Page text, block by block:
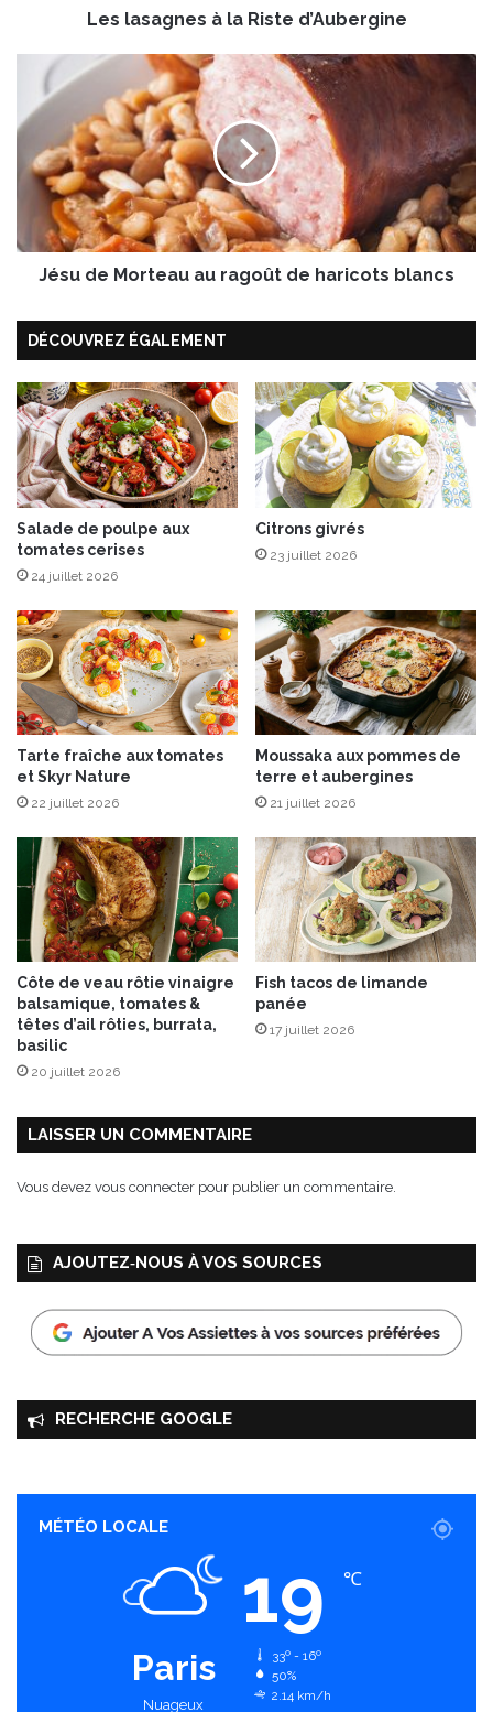
R
d
u
e
r
g
i
n
e
Les lasagnes à la Riste d’Aubergine
u
r
a
u
r
a
g
o
û
t
d
e
a
r
i
c
o
t
s
b
l
Jésu de Morteau au ragoût de haricots blancs
DÉCOUVREZ ÉGALEMENT
Salade de poulpe aux
tomates cerises
24 juillet 2026
Citrons givrés
23 juillet 2026
Tarte fraîche aux tomates
et Skyr Nature
22 juillet 2026
Moussaka aux pommes de
terre et aubergines
21 juillet 2026
Côte de veau rôtie vinaigre
balsamique, tomates &
têtes d’ail rôties, burrata,
basilic
20 juillet 2026
Fish tacos de limande
panée
17 juillet 2026
LAISSER UN COMMENTAIRE
Vous devez vous connecter pour publier un commentaire.
AJOUTEZ‑NOUS À VOS SOURCES
RECHERCHE GOOGLE
MÉTÉO LOCALE
Paris
Nuageux
19 ℃
33º - 16º
50%
2.14 km/h